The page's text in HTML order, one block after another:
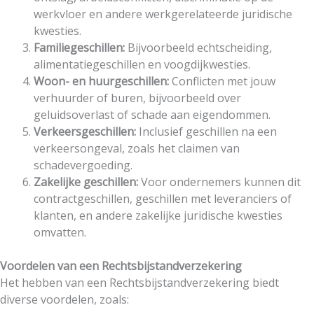
werkvloer en andere werkgerelateerde juridische
kwesties.
Familiegeschillen: Bijvoorbeeld echtscheiding,
alimentatiegeschillen en voogdijkwesties.
Woon- en huurgeschillen:Conflicten met jouw
verhuurder of buren, bijvoorbeeld over
geluidsoverlast of schade aan eigendommen.
Verkeersgeschillen: Inclusief geschillen na een
verkeersongeval, zoals het claimen van
schadevergoeding.
Zakelijke geschillen:Voor ondernemers kunnen dit
contractgeschillen, geschillen met leveranciers of
klanten, en andere zakelijke juridische kwesties
omvatten.
Voordelen van een Rechtsbijstandverzekering
Het hebben van een Rechtsbijstandverzekering biedt
diverse voordelen, zoals: